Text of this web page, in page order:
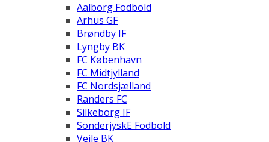
Aalborg Fodbold
Arhus GF
Brøndby IF
Lyngby BK
FC København
FC Midtjylland
FC Nordsjælland
Randers FC
Silkeborg IF
SönderjyskE Fodbold
Vejle BK